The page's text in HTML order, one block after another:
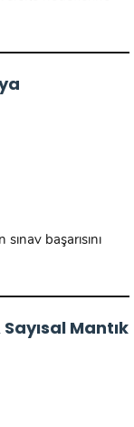
başarısını
Sayısal Mantık